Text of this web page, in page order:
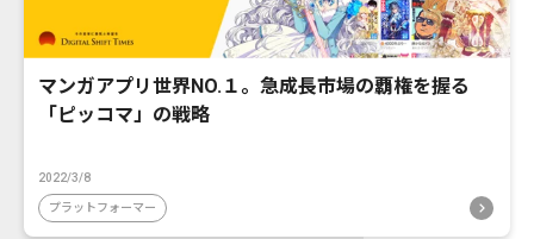
マンガアプリ世界NO.１。急成長市場の覇権を握る
「ピッコマ」の戦略
2022/3/8
プラットフォーマー